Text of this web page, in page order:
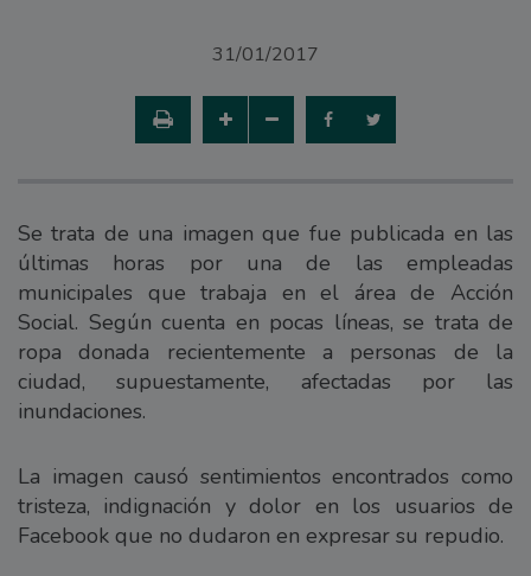
31/01/2017
Se trata de una imagen que fue publicada en las
últimas horas por una de las empleadas
municipales que trabaja en el área de Acción
Social. Según cuenta en pocas líneas, se trata de
ropa donada recientemente a personas de la
ciudad, supuestamente, afectadas por las
inundaciones.
La imagen causó sentimientos encontrados como
tristeza, indignación y dolor en los usuarios de
Facebook que no dudaron en expresar su repudio.